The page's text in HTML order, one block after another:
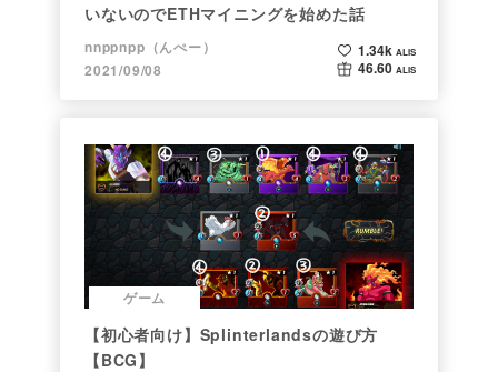
いないのでETHマイニングを始めた話
nnppnpp（んぺー）
2021/09/08
1.34k ALIS
46.60 ALIS
ゲーム
【初心者向け】Splinterlandsの遊び方
【BCG】